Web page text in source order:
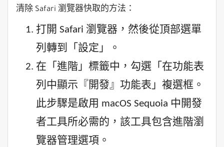
清除 Safari 瀏覽器快取的方法：
打開 Safari 瀏覽器，然後從頂部選單
列轉到「設定」。
在「進階」標籤中，勾選「在功能表
列中顯示『開發』功能表」複選框。
此步驟是啟用 macOS Sequoia 中開發
者工具所必需的，該工具包含進階瀏
覽器管理選項。